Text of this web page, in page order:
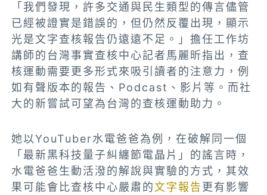
「我們發現，許多交通與民生類型的傳言儘管
已經被證實是錯誤的，但仍然反覆出現，顯示
光是文字查核報告仍遠遠不足。」擔任工作坊
講師的台灣事實查核中心記者馬麗昕指出，查
核運動需要更多形式來吸引讀者的注意力，例
如有聲版本的報告、Podcast、影片等。而社
大的新嘗試可望為台灣的查核運動助力。
她以YouTuber水電爸爸為例，在破解同一個
「最新黑科技量子糾纏節電晶片」的謠言時，
水電爸爸生動活潑的解說與實驗的方式，其效
果可能會比查核中心嚴肅的文字報告更有影響